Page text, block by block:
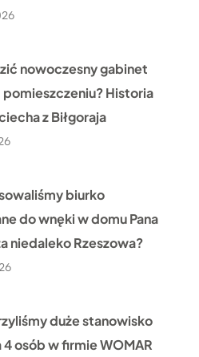
nowoczesny gabinet
pomieszczeniu? Historia
z Biłgoraja
biurko
do wnęki w domu Pana
niedaleko Rzeszowa?
duże stanowisko
osób w firmie WOMAR